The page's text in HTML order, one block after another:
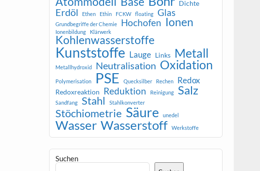
Dichte
Erdöl Ethen Ethin FCKW floating Glas
Grundbegriffe der Chemie Hochofen Ionen
Ionenbildung Klärwerk
Kohlenwasserstoffe
Kunststoffe Lauge Links Metall
Metallhydroxid Neutralisation Oxidation
Polymerisation PSE Quecksilber Rechen Redox
Redoxreaktion Reduktion Reinigung Salz
Sandfang Stahl Stahlkonverter
Stöchiometrie Säure unedel
Wasser Wasserstoff Werkstoffe
Suchen